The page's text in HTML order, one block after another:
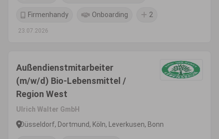
Firmenhandy Onboarding 2
23.07.2026
Außendienstmitarbeiter
(m/w/d) Bio-Lebensmittel /
Region West
Ulrich Walter GmbH
Düsseldorf, Dortmund, Köln, Leverkusen, Bonn